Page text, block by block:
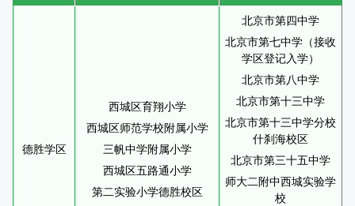
德胜学区
西城区育翔小学
西城区师范学校附属小学
三帆中学附属小学
西城区五路通小学
第二实验小学德胜校区
北京市第四中学
北京市第七中学（接收
学区登记入学）
北京市第八中学
北京市第十三中学
北京市第十三中学分校
什刹海校区
北京市第三十五中学
师大二附中西城实验学
校